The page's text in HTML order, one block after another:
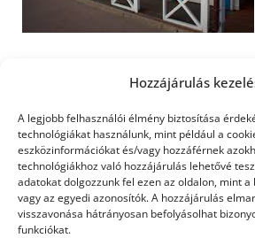
Hozzájárulás
A legjobb felhasználói élmény biztosítása
technológiákat használunk, mint például a
eszközinformációkat és/vagy hozzáférnek
technológiákhoz való hozzájárulás lehetővé
adatokat dolgozzunk fel ezen az oldalon, mint a
vagy az egyedi azonosítók. A hozzájárulás
visszavonása hátrányosan befolyásolhat
funkciókat.
©2026 Utasbiztosítás| Design:
WordPress Theme